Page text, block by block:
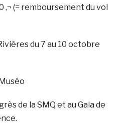
(= remboursement du vol
du 7 au 10 octobre
de la SMQ et au Gala de